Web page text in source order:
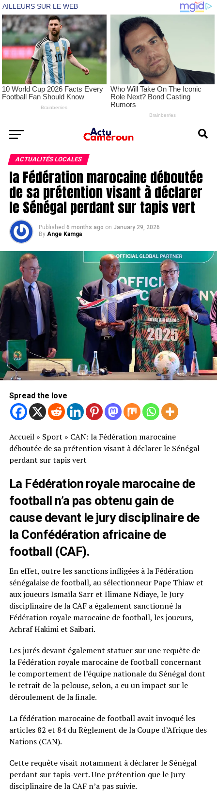
ACTUALITÉS LOCALES
la Fédération marocaine déboutée
de sa prétention visant à déclarer
le Sénégal perdant sur tapis vert
Published 6 months ago on January 29, 2026
By Ange Kamga
Spread the love
Accueil» Sport » CAN: la Fédération marocaine
déboutée de sa prétention visant à déclarer le Sénégal
perdant sur tapis vert
La Fédération royale marocaine de
football n’a pas obtenu gain de
cause devant le jury disciplinaire de
la Confédération africaine de
football (CAF).
En effet, outre les sanctions infligées à la Fédération
sénégalaise de football, au sélectionneur Pape Thiaw et
aux joueurs Ismaïla Sarr et Ilimane Ndiaye, le Jury
disciplinaire de la CAF a également sanctionné la
Fédération royale marocaine de football, les joueurs,
Achraf Hakimi et Saibari.
Les jurés devant également statuer sur une requête de
la Fédération royale marocaine de football concernant
le comportement de l’équipe nationale du Sénégal dont
le retrait de la pelouse, selon, a eu un impact sur le
déroulement de la finale.
La fédération marocaine de football avait invoqué les
articles 82 et 84 du Règlement de la Coupe d’Afrique des
Nations (CAN).
Cette requête visait notamment à déclarer le Sénégal
perdant sur tapis-vert. Une prétention que le Jury
disciplinaire de la CAF n’a pas suivie.